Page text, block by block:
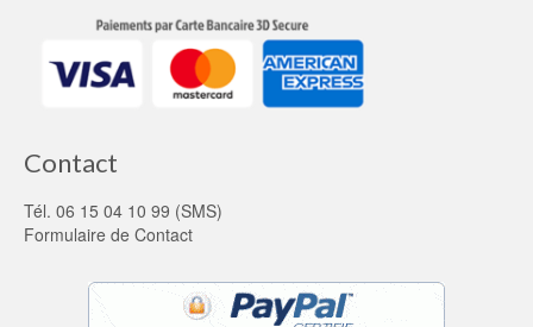
Contact
Tél. 06 15 04 10 99 (SMS)
Formulaire de Contact